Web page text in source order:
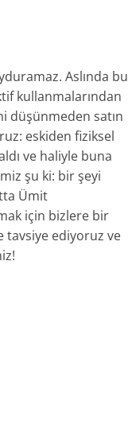
Aslında bu
kullanmalarından
düşünmeden satın
eskiden fiziksel
ve haliyle buna
şu ki: bir şeyi
Ümit
için bizlere bir
tavsiye ediyoruz ve